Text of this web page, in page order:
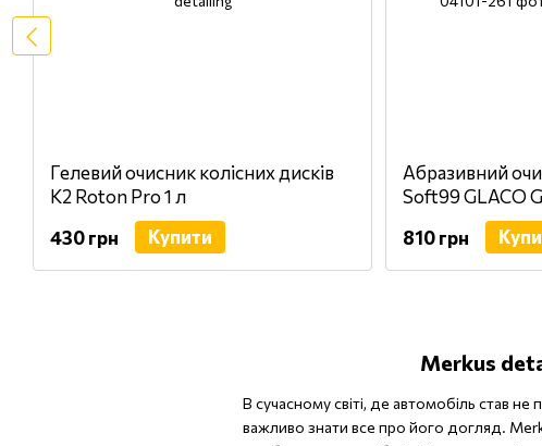
Гелевий очисник колісних дисків
K2 Roton Pro 1 л
430 грн
Купити
Абразивний
Soft99 GLACO
On 100 ml
810 грн
Merkus
В сучасному світі, де автомобіль став
важливо знати все про його догляд.